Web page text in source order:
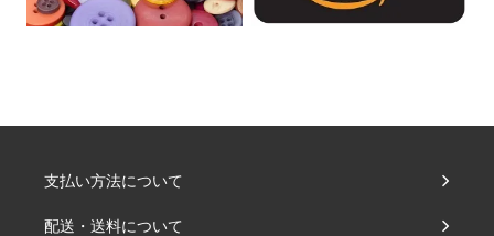
支払い方法について
配送・送料について